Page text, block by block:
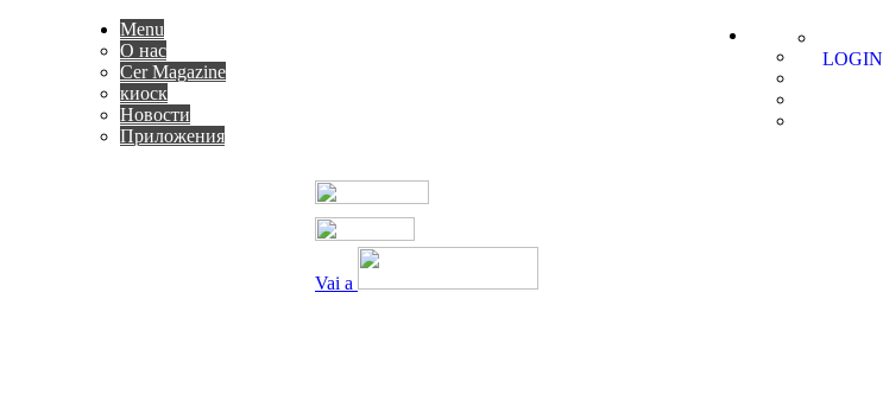
Vai a
Menu
О нас
Cer Magazine
киоск
Новости
Приложения
LOGIN